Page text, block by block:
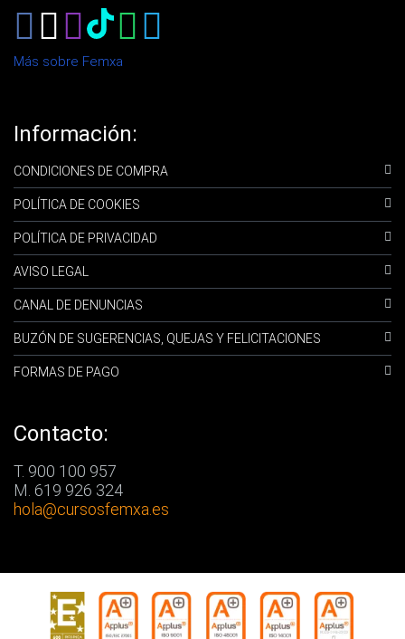
Más sobre Femxa
Información:
CONDICIONES DE COMPRA
POLÍTICA DE COOKIES
POLÍTICA DE PRIVACIDAD
AVISO LEGAL
CANAL DE DENUNCIAS
BUZÓN DE SUGERENCIAS, QUEJAS Y FELICITACIONES
FORMAS DE PAGO
Contacto:
T. 900 100 957
M. 619 926 324
hola@cursosfemxa.es